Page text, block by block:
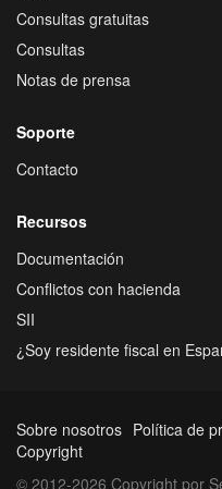
Consultas gratuitas
Consultas
Notas de prensa
Soporte
Contacto
Recursos
Documentación
Conflictos con hacienda
SII
¿Soy residente fiscal en
Sobre nosotros Política de
Copyright
© 2012-2026 Copyright por